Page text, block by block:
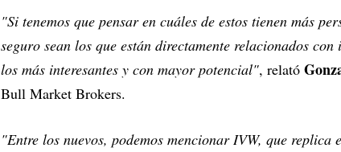
"Si tenemos que pensar en cuáles de estos tienen más
seguro sean los que están directamente relacionados
los más interesantes y con mayor potencial", relató
Bull Market Brokers.
"Entre los nuevos, podemos mencionar IVW, que